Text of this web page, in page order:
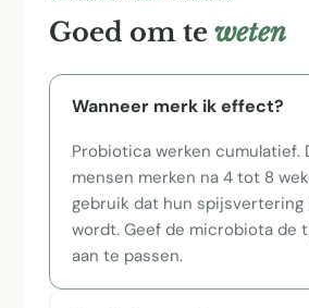
Goed om te weten
Wanneer merk ik effect?
Probiotica werken cumulatief.
mensen merken na 4 tot 8
gebruik dat hun spijsvertering
wordt. Geef de microbiota de
aan te passen.